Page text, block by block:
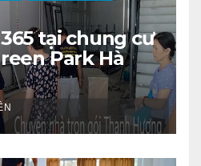
tại chung cư
Park Hà